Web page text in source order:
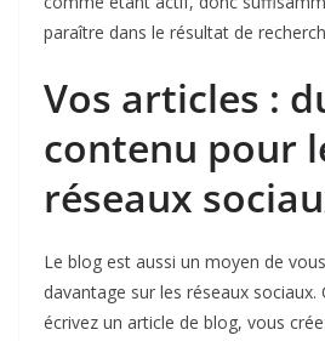
paraître dans le résultat de
Vos articles :
contenu pour
réseaux
Le blog est aussi un moyen de
davantage sur les réseaux sociaux.
écrivez un article de blog, vous